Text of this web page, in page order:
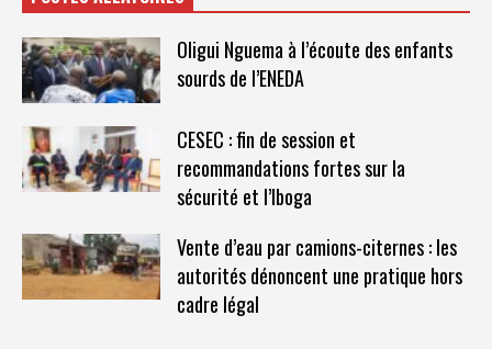
Oligui Nguema à l’écoute des enfants
sourds de l’ENEDA
CESEC : fin de session et
recommandations fortes sur la
sécurité et l’Iboga
Vente d’eau par camions-citernes : les
autorités dénoncent une pratique hors
cadre légal